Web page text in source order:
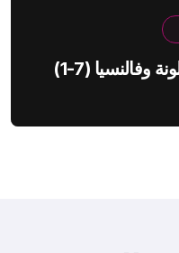
بالفيديو | ملخص مباراة برشلونة وفالنسيا (7-1)